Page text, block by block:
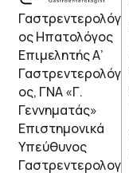
Γαστρεντερολόγ
ος Ηπατολόγος
Επιμελητής Α’
Γαστρεντερολόγ
ος, ΓΝΑ «Γ.
Γεννηματάς»
Επιστημονικά
Υπεύθυνος
Γαστρεντερολογ